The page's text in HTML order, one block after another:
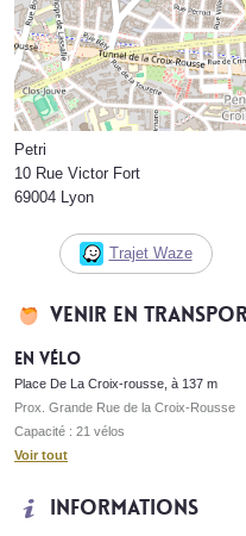
Petri
10 Rue Victor Fort
69004 Lyon
Trajet Waze
Venir en
En vélo
Place De La Croix-rousse, à 137 m
Prox. Grande Rue de la Croix-Rousse
Capacité : 21 vélos
Voir tout
Informations